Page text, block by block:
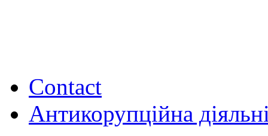
Contact
Антикорупційна